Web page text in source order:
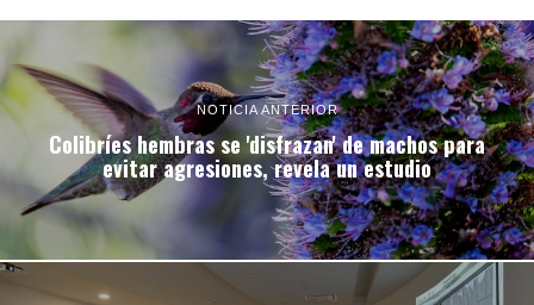
NOTICIA ANTERIOR
Colibríes hembras se 'disfrazan' de machos para
evitar agresiones, revela un estudio